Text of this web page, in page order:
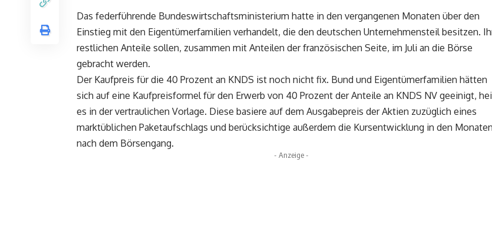
Das federführende Bundeswirtschaftsministerium hatte in den vergangenen Monaten über den
Einstieg mit den Eigentümerfamilien verhandelt, die den deutschen Unternehmensteil besitzen.
restlichen Anteile sollen, zusammen mit Anteilen der französischen Seite, im Juli an die Börse
gebracht werden.
Der Kaufpreis für die 40 Prozent an KNDS ist noch nicht fix. Bund und Eigentümerfamilien hätten
sich auf eine Kaufpreisformel für den Erwerb von 40 Prozent der Anteile an KNDS NV geeinigt,
es in der vertraulichen Vorlage. Diese basiere auf dem Ausgabepreis der Aktien zuzüglich eines
marktüblichen Paketaufschlags und berücksichtige außerdem die Kursentwicklung in den Monaten
nach dem Börsengang.
- Anzeige -